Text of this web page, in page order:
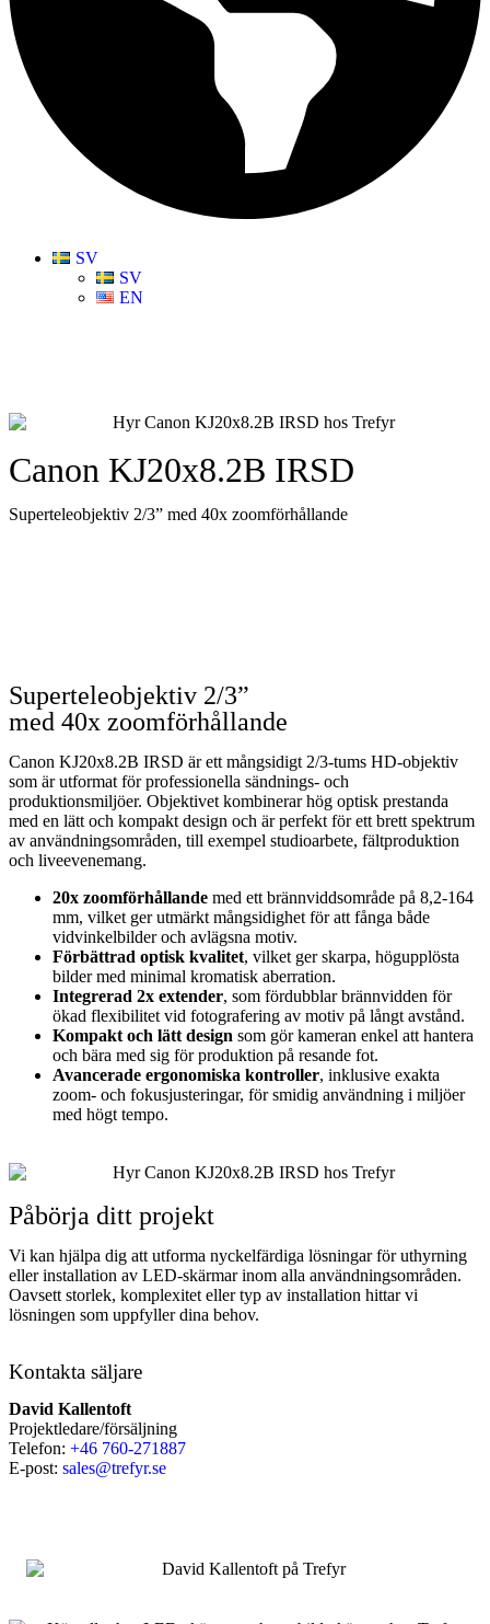
SV
SV
EN
Canon KJ20x8.2B IRSD
Superteleobjektiv 2/3” med 40x zoomförhållande
Superteleobjektiv 2/3”
med 40x zoomförhållande
Canon KJ20x8.2B IRSD är ett mångsidigt 2/3-tums HD-objektiv
som är utformat för professionella sändnings- och
produktionsmiljöer. Objektivet kombinerar hög optisk prestanda
med en lätt och kompakt design och är perfekt för ett brett spektrum
av användningsområden, till exempel studioarbete, fältproduktion
och liveevenemang.
20x zoomförhållande med ett brännviddsområde på 8,2-164
mm, vilket ger utmärkt mångsidighet för att fånga både
vidvinkelbilder och avlägsna motiv.
Förbättrad optisk kvalitet, vilket ger skarpa, högupplösta
bilder med minimal kromatisk aberration.
Integrerad 2x extender, som fördubblar brännvidden för
ökad flexibilitet vid fotografering av motiv på långt avstånd.
Kompakt och lätt design som gör kameran enkel att hantera
och bära med sig för produktion på resande fot.
Avancerade ergonomiska kontroller, inklusive exakta
zoom- och fokusjusteringar, för smidig användning i miljöer
med högt tempo.
Påbörja ditt projekt
Vi kan hjälpa dig att utforma nyckelfärdiga lösningar för uthyrning
eller installation av LED-skärmar inom alla användningsområden.
Oavsett storlek, komplexitet eller typ av installation hittar vi
lösningen som uppfyller dina behov.
Kontakta säljare
David Kallentoft
Projektledare/försäljning
Telefon: +46 760-271887
E-post: sales@trefyr.se